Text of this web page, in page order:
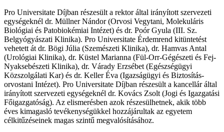
Pro Universitate Díjban részesült a rektor által irányított szervezeti
egységeknél dr. Müllner Nándor (Orvosi Vegytani, Molekuláris
Biológiai és Patobiokémiai Intézet) és dr. Poór Gyula (III. Sz.
Belgyógyászati Klinika). Pro Universitate Érdemrend kitüntetést
vehetett át dr. Bögi Júlia (Szemészeti Klinika), dr. Hamvas Antal
(Urológiai Klinika), dr. Küstel Marianna (Fül-Orr-Gégészeti és Fej-
Nyaksebészeti Klinika), dr. Várady Erzsébet (Egészségügyi
Közszolgálati Kar) és dr. Keller Éva (Igazságügyi és Biztosítás-
orvostani Intézet). Pro Universitate Díjban részesült a kancellár által
irányított szervezeti egységeknél dr. Kovács Zsolt (Jogi és Igazgatási
Főigazgatóság). Az elismerésben azok részesülhetnek, akik több
éves kimagasló tevékenységükkel hozzájárultak az egyetem
célkitűzéseinek magas szintű megvalósításához.